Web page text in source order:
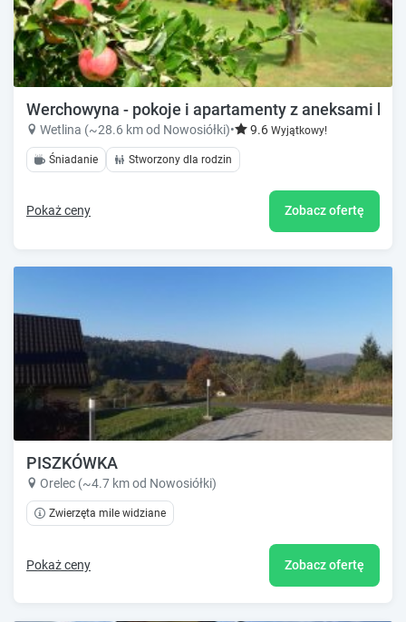
Werchowyna - pokoje i apartamenty z aneksami
Wetlina (~28.6 km od Nowosiółki)• 9.6 Wyjątkowy!
Śniadanie Stworzony dla rodzin
Pokaż ceny Zobacz ofertę
PISZKÓWKA
Orelec (~4.7 km od Nowosiółki)
Zwierzęta mile widziane
Pokaż ceny Zobacz ofertę